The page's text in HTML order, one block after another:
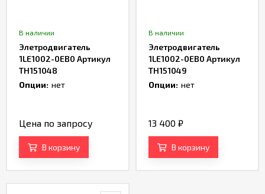
В наличии
Элетродвигатель
1LE1002-0ЕB0 Артикул
TH151048
Опции: нет
Цена по запросу
В корзину
В наличии
Элетродвигатель
1LE1002-0ЕB0 Артикул
TH151049
Опции: нет
13 400 ₽
В корзину